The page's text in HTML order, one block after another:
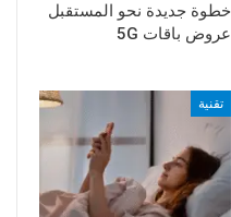
خطوة جديدة نحو المستقبل
عروض باقات 5G
تقنية